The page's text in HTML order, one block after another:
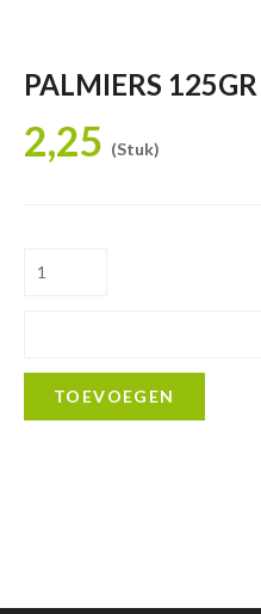
PALMIERS 125GR
2,25 (Stuk)
TOEVOEGEN